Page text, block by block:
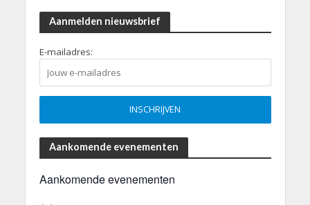
Aanmelden nieuwsbrief
E-mailadres:
Aankomende evenementen
Aankomende evenementen